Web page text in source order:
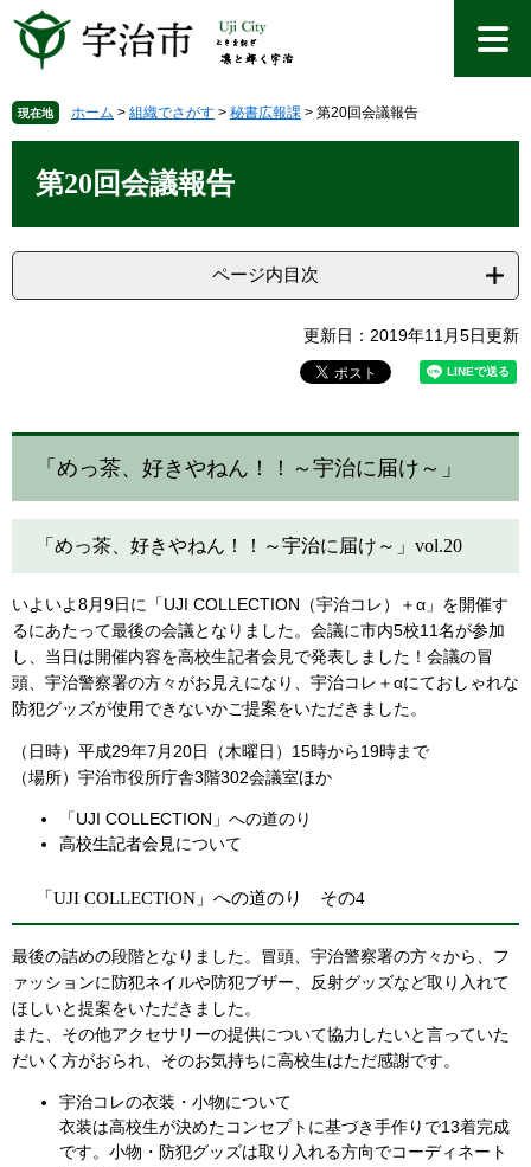
先を
文
現在地 ホーム > 組織でさがす > 秘書広報課 > 第20回会議報告
第20回会議報告
ページ内目次
更新日：2019年11月5日更新
「めっ茶、好きやねん！！～宇治に届け～」
「めっ茶、好きやねん！！～宇治に届け～」vol.20
いよいよ8月9日に「UJI COLLECTION（宇治コレ）＋α」を開催す
るにあたって最後の会議となりました。会議に市内5校11名が参加
し、当日は開催内容を高校生記者会見で発表しました！会議の冒
頭、宇治警察署の方々がお見えになり、宇治コレ＋αにておしゃれな
防犯グッズが使用できないかご提案をいただきました。
（日時）平成29年7月20日（木曜日）15時から19時まで
（場所）宇治市役所庁舎3階302会議室ほか
「UJI COLLECTION」への道のり
高校生記者会見について
「UJI COLLECTION」への道のり その4
最後の詰めの段階となりました。冒頭、宇治警察署の方々から、フ
ァッションに防犯ネイルや防犯ブザー、反射グッズなど取り入れて
ほしいと提案をいただきました。
また、その他アクセサリーの提供について協力したいと言っていた
だいく方がおられ、そのお気持ちに高校生はただ感謝です。
宇治コレの衣装・小物について
衣装は高校生が決めたコンセプトに基づき手作りで13着完成
です。小物・防犯グッズは取り入れる方向でコーディネート